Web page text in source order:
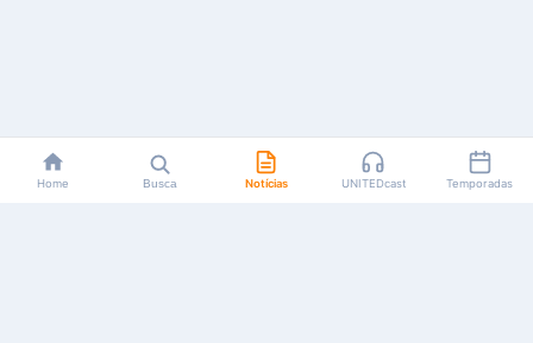
Home Busca Notícias UNITEDcast Temporadas